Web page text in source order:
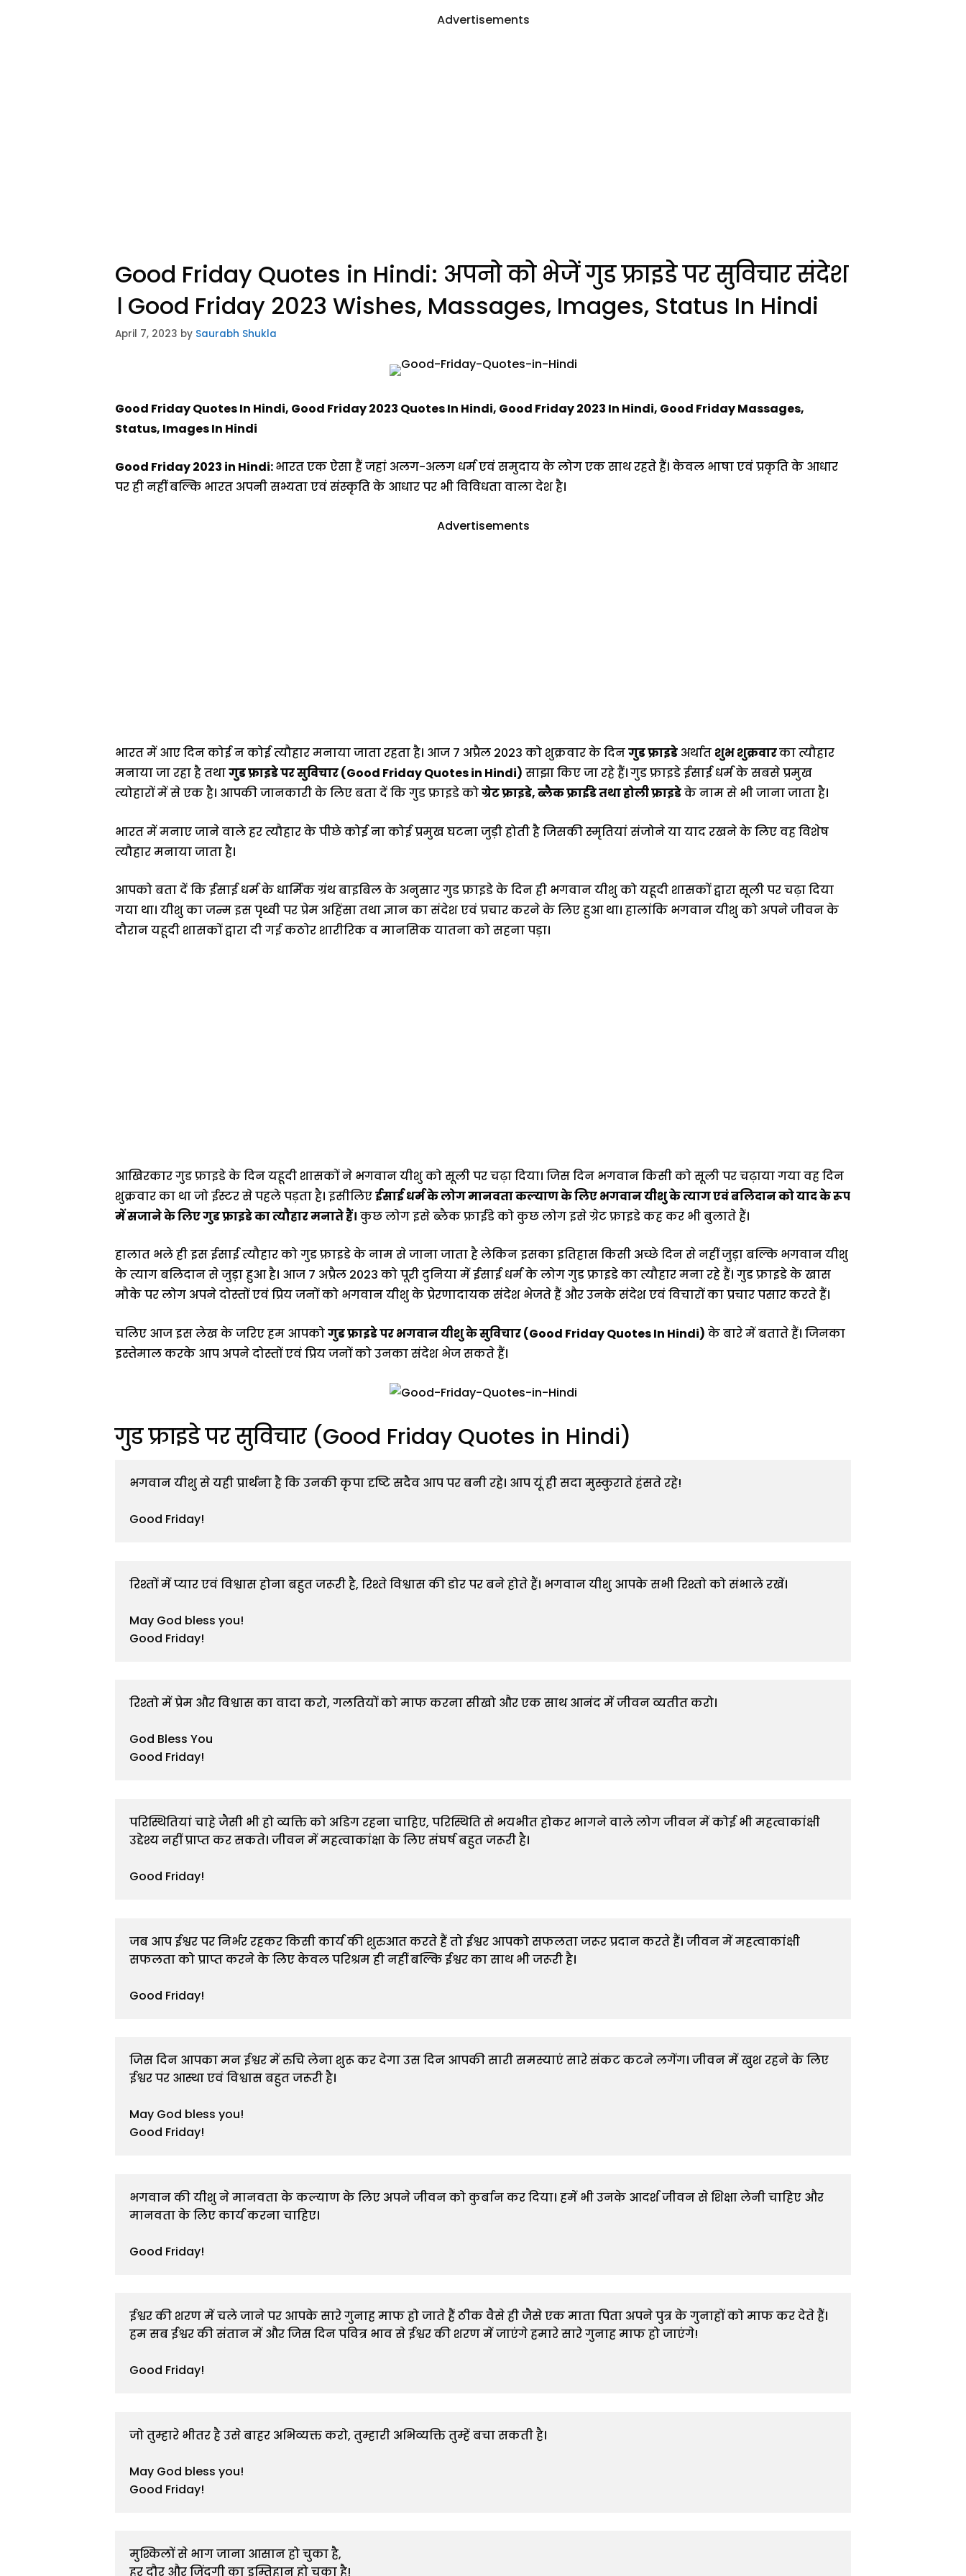
Advertisements
Good Friday Quotes in Hindi: अपनो को भेजें गुड फ्राइडे पर सुविचार संदेश
। Good Friday 2023 Wishes, Massages, Images, Status In Hindi
April 7, 2023 by Saurabh Shukla
Good Friday Quotes In Hindi, Good Friday 2023 Quotes In Hindi, Good Friday 2023 In Hindi, Good Friday Massages,
Status, Images In Hindi
Good Friday 2023 in Hindi:भारत एक ऐसा हैं जहां अलग-अलग धर्म एवं समुदाय के लोग एक साथ रहते हैं। केवल भाषा एवं प्रकृति के आधार
पर ही नहीं बल्कि भारत अपनी सभ्यता एवं संस्कृति के आधार पर भी विविधता वाला देश है।
Advertisements
भारत में आए दिन कोई न कोई त्यौहार मनाया जाता रहता है। आज 7 अप्रैल 2023 को शुक्रवार के दिनगुड फ्राइडे अर्थात शुभ शुक्रवारका त्यौहार
मनाया जा रहा है तथागुड फ्राइडे पर सुविचार (Good Friday Quotes in Hindi) साझा किए जा रहे हैं।गुड फ्राइडे ईसाई धर्म के सबसे प्रमुख
त्योहारों में से एक है। आपकी जानकारी के लिए बता दें कि गुड फ्राइडे कोग्रेट फ्राइडे, ब्लैक फ्राईडे तथा होली फ्राइडेके नाम से भी जाना जाता है।
भारत में मनाए जाने वाले हर त्यौहार के पीछे कोई ना कोई प्रमुख घटना जुड़ी होती है जिसकी स्मृतियां संजोने या याद रखने के लिए वह विशेष
त्यौहार मनाया जाता है।
आपको बता दें कि ईसाई धर्म के धार्मिक ग्रंथ बाइबिल के अनुसार गुड फ्राइडे के दिन ही भगवान यीशु को यहूदी शासकों द्वारा सूली पर चढ़ा दिया
गया था। यीशु का जन्म इस पृथ्वी पर प्रेम अहिंसा तथा ज्ञान का संदेश एवं प्रचार करने के लिए हुआ था। हालांकि भगवान यीशु को अपने जीवन के
दौरान यहूदी शासकों द्वारा दी गई कठोर शारीरिक व मानसिक यातना को सहना पड़ा।
आखिरकार गुड फ्राइडे के दिन यहूदी शासकों ने भगवान यीशु को सूली पर चढ़ा दिया। जिस दिन भगवान किसी को सूली पर चढ़ाया गया वह दिन
शुक्रवार का था जो ईस्टर से पहले पड़ता है। इसीलिएईसाई धर्म के लोग मानवता कल्याण के लिए भगवान यीशु के त्याग एवं बलिदान को याद के रूप
में सजाने के लिए गुड फ्राइडे का त्यौहार मनाते हैं। कुछ लोग इसे ब्लैक फ्राईडे को कुछ लोग इसे ग्रेट फ्राइडे कह कर भी बुलाते हैं।
हालात भले ही इस ईसाई त्यौहार को गुड फ्राइडे के नाम से जाना जाता है लेकिन इसका इतिहास किसी अच्छे दिन से नहीं जुड़ा बल्कि भगवान यीशु
के त्याग बलिदान से जुड़ा हुआ है। आज 7 अप्रैल 2023 को पूरी दुनिया में ईसाई धर्म के लोग गुड फ्राइडे का त्यौहार मना रहे हैं। गुड फ्राइडे के खास
मौके पर लोग अपने दोस्तों एवं प्रिय जनों को भगवान यीशु के प्रेरणादायक संदेश भेजते हैं और उनके संदेश एवं विचारों का प्रचार पसार करते हैं।
चलिए आज इस लेख के जरिए हम आपकोगुड फ्राइडे पर भगवान यीशु के सुविचार (Good Friday Quotes In Hindi) के बारे में बताते हैं। जिनका
इस्तेमाल करके आप अपने दोस्तों एवं प्रिय जनों को उनका संदेश भेज सकते हैं।
गुड फ्राइडे पर सुविचार (Good Friday Quotes in Hindi)
भगवान यीशु से यही प्रार्थना है कि उनकी कृपा दृष्टि सदैव आप पर बनी रहे। आप यूं ही सदा मुस्कुराते हंसते रहे!
Good Friday!
रिश्तों में प्यार एवं विश्वास होना बहुत जरूरी है, रिश्ते विश्वास की डोर पर बने होते हैं। भगवान यीशु आपके सभी रिश्तो को संभाले रखें।
May God bless you!
Good Friday!
रिश्तो में प्रेम और विश्वास का वादा करो, गलतियों को माफ करना सीखो और एक साथ आनंद में जीवन व्यतीत करो।
God Bless You
Good Friday!
परिस्थितियां चाहे जैसी भी हो व्यक्ति को अडिग रहना चाहिए, परिस्थिति से भयभीत होकर भागने वाले लोग जीवन में कोई भी महत्वाकांक्षी
उद्देश्य नहीं प्राप्त कर सकते। जीवन में महत्वाकांक्षा के लिए संघर्ष बहुत जरूरी है।
Good Friday!
जब आप ईश्वर पर निर्भर रहकर किसी कार्य की शुरुआत करते हैं तो ईश्वर आपको सफलता जरूर प्रदान करते हैं। जीवन में महत्वाकांक्षी
सफलता को प्राप्त करने के लिए केवल परिश्रम ही नहीं बल्कि ईश्वर का साथ भी जरूरी है।
Good Friday!
जिस दिन आपका मन ईश्वर में रुचि लेना शुरू कर देगा उस दिन आपकी सारी समस्याएं सारे संकट कटने लगेंग। जीवन में खुश रहने के लिए
ईश्वर पर आस्था एवं विश्वास बहुत जरूरी है।
May God bless you!
Good Friday!
भगवान की यीशु ने मानवता के कल्याण के लिए अपने जीवन को कुर्बान कर दिया। हमें भी उनके आदर्श जीवन से शिक्षा लेनी चाहिए और
मानवता के लिए कार्य करना चाहिए।
Good Friday!
ईश्वर की शरण में चले जाने पर आपके सारे गुनाह माफ हो जाते हैं ठीक वैसे ही जैसे एक माता पिता अपने पुत्र के गुनाहों को माफ कर देते हैं।
हम सब ईश्वर की संतान में और जिस दिन पवित्र भाव से ईश्वर की शरण में जाएंगे हमारे सारे गुनाह माफ हो जाएंगे!
Good Friday!
जो तुम्हारे भीतर है उसे बाहर अभिव्यक्त करो, तुम्हारी अभिव्यक्ति तुम्हें बचा सकती है।
May God bless you!
मुश्किलों से भाग जाना आसान हो चुका है,
हर दौर और जिंदगी का इम्तिहान हो चुका है!